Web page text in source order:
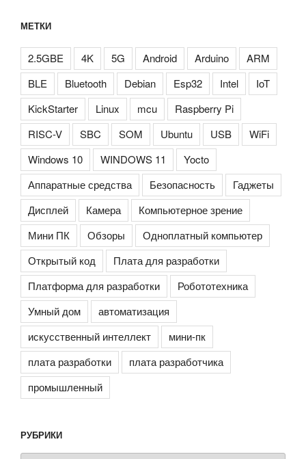
МЕТКИ
2.5GBE 4K 5G Android Arduino
ARM
BLE
Bluetooth Debian Esp32 Intel
IoT
KickStarter
Linux mcu
Raspberry Pi
RISC-V
SBC SOM Ubuntu USB
WiFi
Windows 10
WINDOWS 11
Yocto
Аппаратные средства
Безопасность
Гаджеты
Дисплей
Камера
Компьютерное зрение
Мини ПК
Обзоры
Одноплатный компьютер
Открытый код
Плата для разработки
Платформа для разработки
Робототехника
Умный дом
автоматизация
искусственный интеллект
мини-пк
плата разработки
плата разработчика
промышленный
РУБРИКИ